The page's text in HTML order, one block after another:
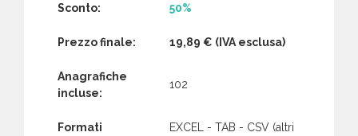
Sconto: 50%
Prezzo finale: 19,89 € (IVA esclusa)
Anagrafiche
incluse:
102
Formati
EXCEL - TAB - CSV (altri